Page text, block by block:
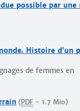
possible par une
Histoire d’un
de femmes en
( PDF - 1.7 Mio)